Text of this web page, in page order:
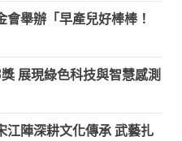
舉辦「早產兒好棒棒！
展現綠色科技與智慧感測
江陣深耕文化傳承 武藝扎